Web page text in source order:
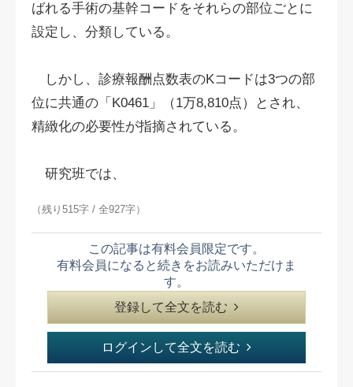
ばれる手術の基幹コードをそれらの部位ごとに
設定し、分類している。
しかし、診療報酬点数表のKコードは3つの部
位に共通の「K0461」（1万8,810点）とされ、
精緻化の必要性が指摘されている。
研究班では、
（残り515字 / 全927字）
この記事は有料会員限定です。
有料会員になると続きをお読みいただけま
す。
登録して全文を読む
ログインして全文を読む